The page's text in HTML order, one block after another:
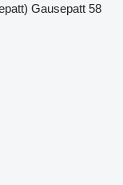
Gausepatt 58